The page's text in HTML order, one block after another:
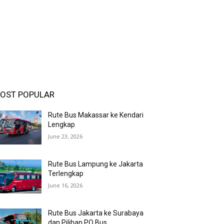
POPULAR
Rute Bus Makassar ke Kendari
Lengkap
June 23, 2026
Rute Bus Lampung ke Jakarta
Terlengkap
June 16, 2026
Rute Bus Jakarta ke Surabaya